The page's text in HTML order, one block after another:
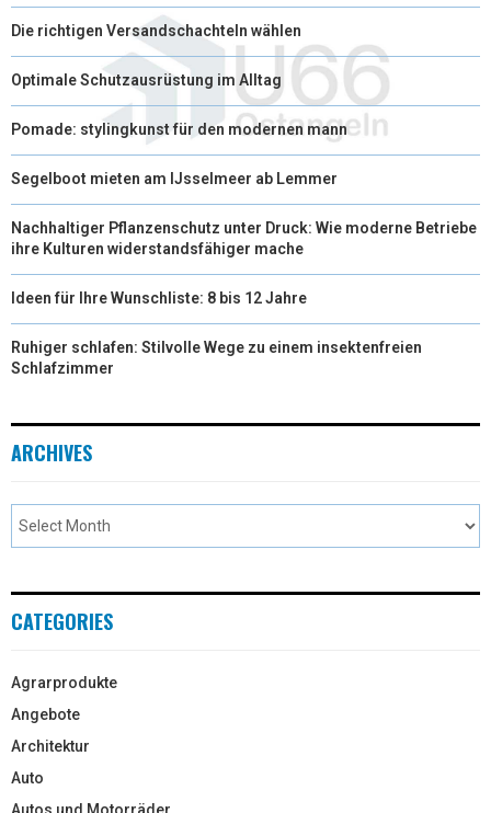
Die richtigen Versandschachteln wählen
Optimale Schutzausrüstung im Alltag
Pomade: stylingkunst für den modernen mann
Segelboot mieten am IJsselmeer ab Lemmer
Nachhaltiger Pflanzenschutz unter Druck: Wie moderne Betriebe
ihre Kulturen widerstandsfähiger mache
Ideen für Ihre Wunschliste: 8 bis 12 Jahre
Ruhiger schlafen: Stilvolle Wege zu einem insektenfreien
Schlafzimmer
ARCHIVES
CATEGORIES
Agrarprodukte
Angebote
Architektur
Auto
Autos und Motorräder